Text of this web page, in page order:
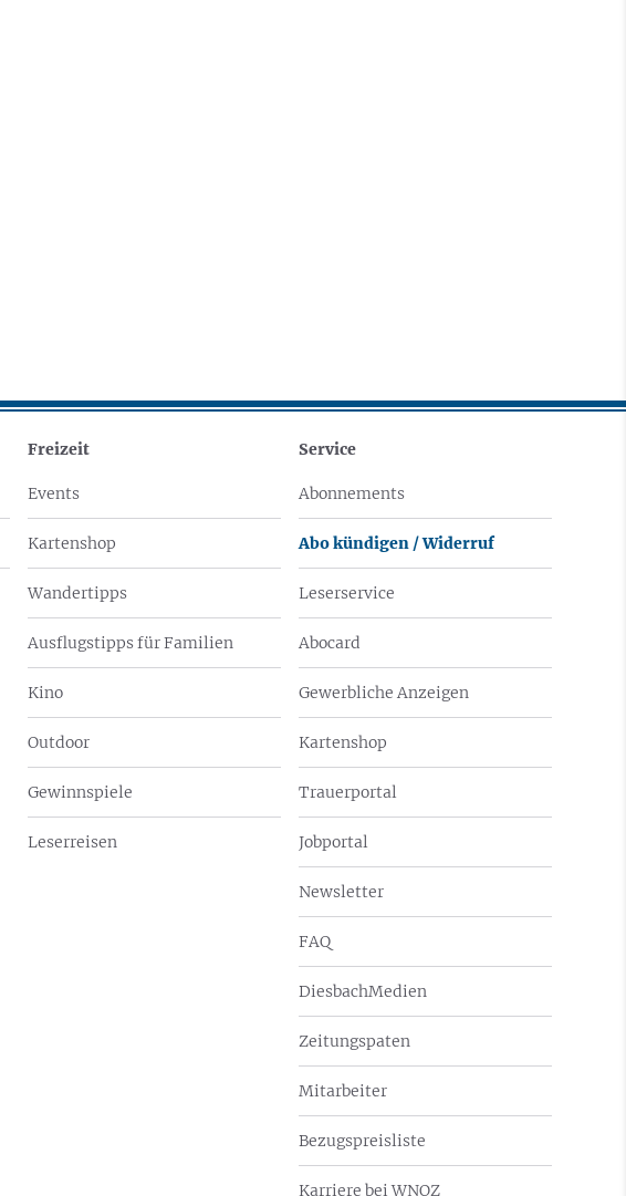
Freizeit
Events
Kartenshop
Wandertipps
Ausflugstipps für Familien
Kino
Outdoor
Gewinnspiele
Leserreisen
Service
Abonnements
Abo kündigen / Widerruf
Leserservice
Abocard
Gewerbliche Anzeigen
Kartenshop
Trauerportal
Jobportal
Newsletter
FAQ
DiesbachMedien
Zeitungspaten
Mitarbeiter
Bezugspreisliste
Karriere bei WNOZ